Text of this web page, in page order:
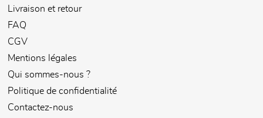
Livraison et retour
FAQ
CGV
Mentions légales
Qui sommes-nous ?
Politique de confidentialité
Contactez-nous